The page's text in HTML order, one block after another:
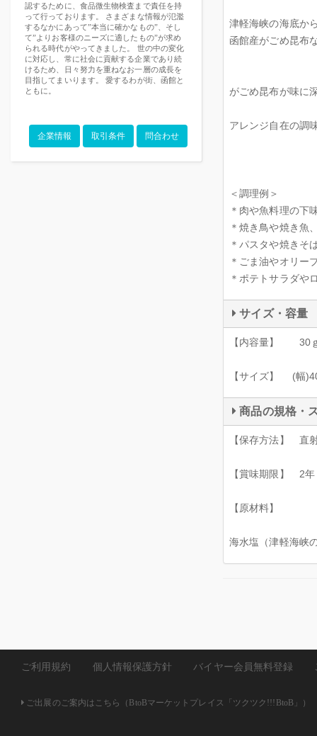
認するために、食品微生物検査まで責任を持
って行っております。 さまざまな情報が氾濫
するなかにあって”本当に確かなもの”、そし
て”よりお客様のニーズに適したもの”が求め
られる時代がやってきました。 世の中の変化
に対応し、常に社会に貢献する企業であり続
けるため、日々努力を重ねなお一層の成長を
目指してまいります。 愛するわが街、函館と
ともに。
企業情報 取引条件 問合わせ
津軽海峡の海底か
函館産がごめ昆布
がごめ昆布が味に
アレンジ自在の調
＜調理例＞
＊肉や魚料理の下
＊焼き鳥や焼き魚
＊パスタや焼きそ
＊ごま油やオリ
＊ポテトサラダや
サイズ・容量
【内容量】 30
【サイズ】 (幅
商品の規格・
【保存方法】 直
【賞味期限】 2年
【原材料】
海水塩（津軽海峡
ご利用規約 個人情報保護方針 バイヤー会員無料登録
ご出展のご案内はこちら（BtoBマーケットプレイス「ツクツク!!!BtoB」）